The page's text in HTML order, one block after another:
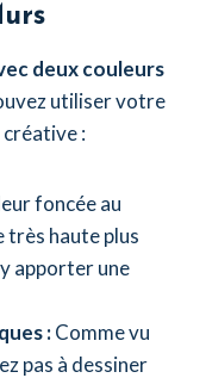
deux couleurs
utiliser votre
créative :
foncée au
très haute plus
apporter une
:Comme vu
pas à dessiner